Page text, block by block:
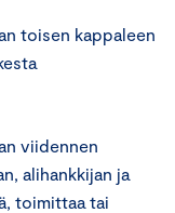
toisen kappaleen
viidennen
alihankkijan ja
toimittaa tai